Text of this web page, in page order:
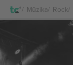
Mūzika Rock